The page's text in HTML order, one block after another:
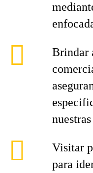
Brindar
Visitar
para